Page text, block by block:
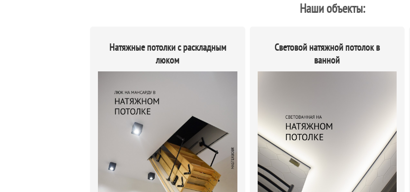
Наши объекты:
Натяжные потолки с раскладным
люком
Световой натяжной потолок в
ванной